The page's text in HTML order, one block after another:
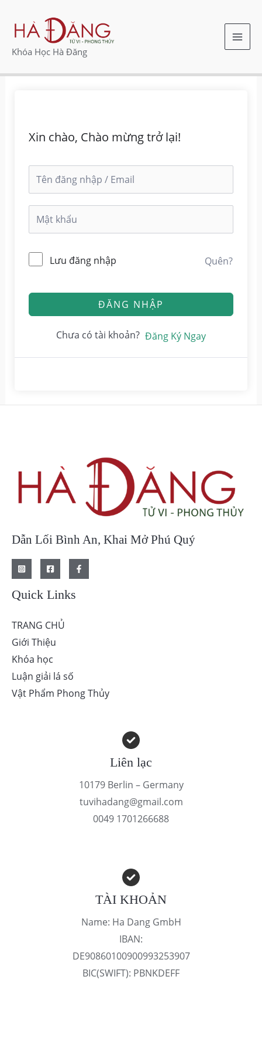
dung
Khóa Học Hà Đăng
Xin chào, Chào mừng trở lại!
Lưu đăng nhập Quên?
ĐĂNG NHẬP
Chưa có tài khoản? Đăng Ký Ngay
Dẫn Lối Bình An, Khai Mở Phú Quý
Quick Links
TRANG CHỦ
Giới Thiệu
Khóa học
Luận giải lá số
Vật Phẩm Phong Thủy
Liên lạc
10179 Berlin – Germany
tuvihadang@gmail.com
0049 1701266688
TÀI KHOẢN
Name: Ha Dang GmbH
IBAN:
DE90860100900993253907
BIC(SWIFT): PBNKDEFF